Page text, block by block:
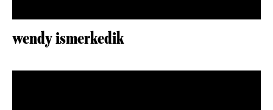
wendy ismerkedik